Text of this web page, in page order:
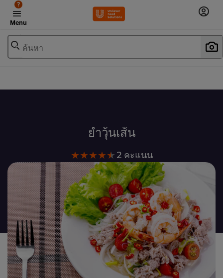
Menu
?
ค้นหา
ยำวุ้นเส้น
คะแนน
เฉลี่ย
ของ
ยำ
วุ้น
เส้น
นี้
คือ
4.5
จาก
2 คะแนน